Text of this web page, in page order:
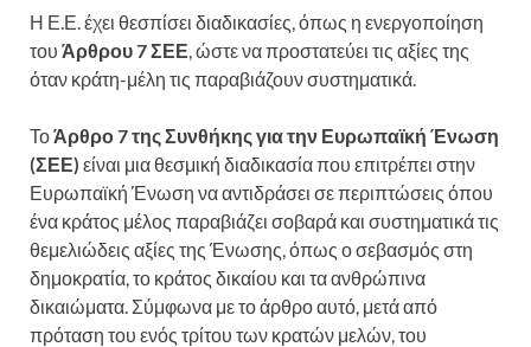
Η Ε.Ε. έχει θεσπίσει διαδικασίες, όπως η ενεργοποίηση
του Άρθρου 7 ΣΕΕ , ώστε να προστατεύει τις αξίες της
όταν κράτη-μέλη τις παραβιάζουν συστηματικά.
ΤοΆρθρο 7 της Συνθήκης για την Ευρωπαϊκή Ένωση
(ΣΕΕ) είναι μια θεσμική διαδικασία που επιτρέπει στην
Ευρωπαϊκή Ένωση να αντιδράσει σε περιπτώσεις όπου
ένα κράτος μέλος παραβιάζει σοβαρά και συστηματικά τις
θεμελιώδεις αξίες της Ένωσης, όπως ο σεβασμός στη
δημοκρατία, το κράτος δικαίου και τα ανθρώπινα
δικαιώματα. Σύμφωνα με το άρθρο αυτό, μετά από
πρόταση του ενός τρίτου των κρατών μελών, του